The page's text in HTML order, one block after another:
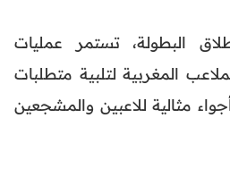
البطولة، تستمر عمليات
المغربية لتلبية متطلبات
مثالية للاعبين والمشجعين